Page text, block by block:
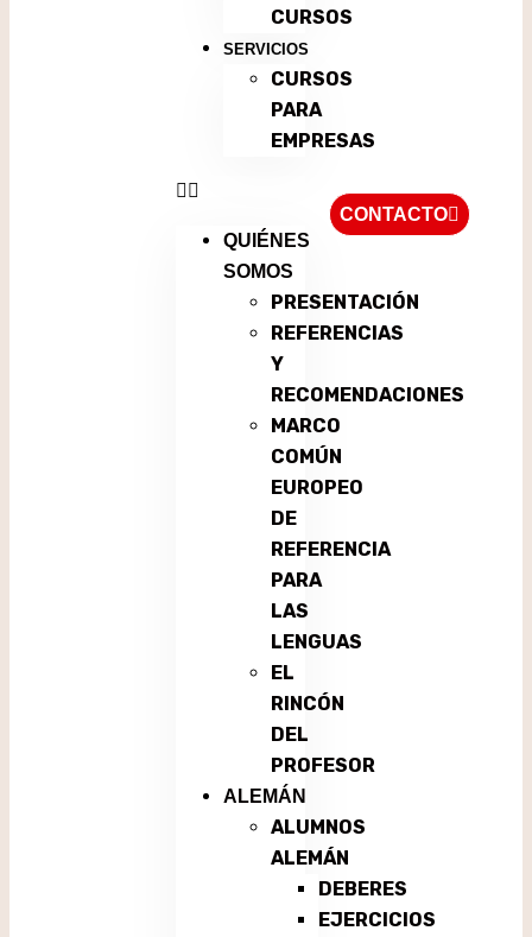
CURSOS
SERVICIOS
CURSOS
PARA
EMPRESAS
QUIÉNES
SOMOS
PRESENTACIÓN
REFERENCIAS
Y
RECOMENDACIONES
MARCO
COMÚN
EUROPEO
DE
REFERENCIA
PARA
LAS
LENGUAS
EL
RINCÓN
DEL
PROFESOR
ALEMÁN
ALUMNOS
ALEMÁN
DEBERES
EJERCICIOS
CONTACTO